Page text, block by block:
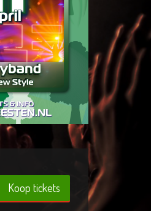
Koop tickets